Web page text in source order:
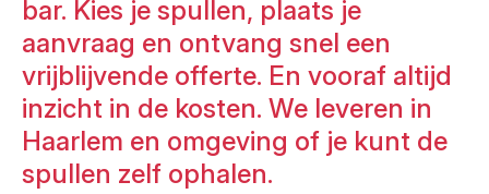
bar. Kies je spullen, plaats je
aanvraag en ontvang snel een
vrijblijvende offerte. En vooraf altijd
inzicht in de kosten. We leveren in
Haarlem en omgeving of je kunt de
spullen zelf ophalen.